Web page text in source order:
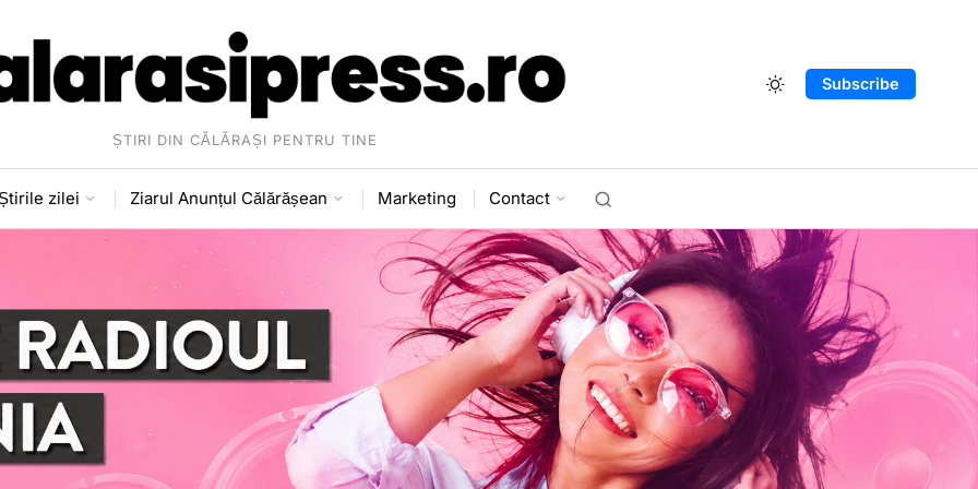
ȘTIRI DIN CĂLĂRAȘI PENTRU TINE
Subscribe
zilei Ziarul Anunțul Călărășean Marketing Contact